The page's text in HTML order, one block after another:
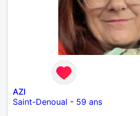
AZI
Saint-Denoual - 59 ans